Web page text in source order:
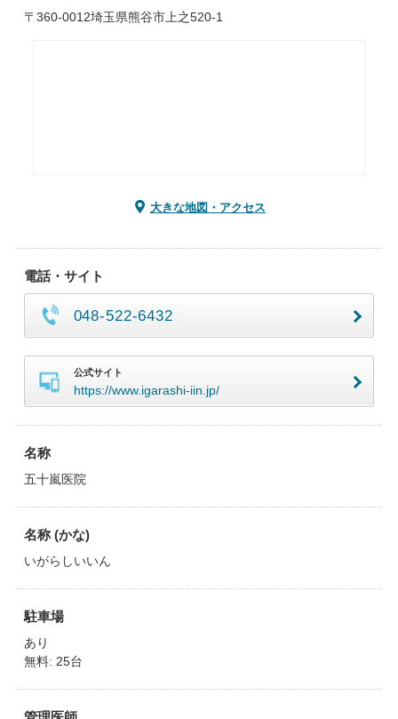
〒360-0012埼玉県熊谷市上之520-1
大きな地図・アクセス
電話・サイト
048-522-6432
公式サイト
https://www.igarashi-iin.jp/
名称
五十嵐医院
名称 (かな)
いがらしいいん
駐車場
あり
無料: 25台